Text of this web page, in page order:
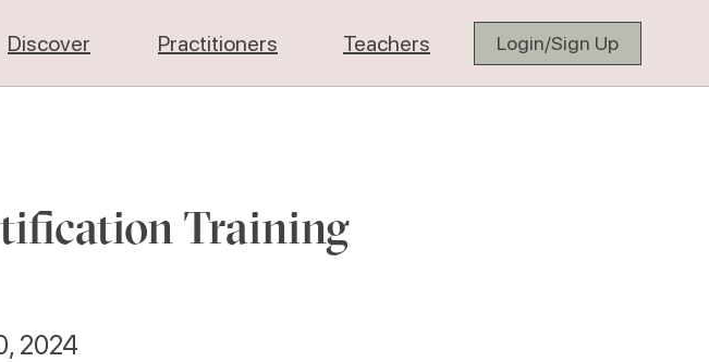
Discover Practitioners Teachers Login/Sign Up
Training
2024